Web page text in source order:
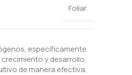
Foliar
específicamente
y desarrollo,
de manera efectiva.